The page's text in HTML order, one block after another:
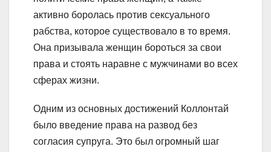
активно боролась против сексуального
рабства, которое существовало в то время.
Она призывала женщин бороться за свои
права и стоять наравне с мужчинами во всех
сферах жизни.
Одним из основных достижений Коллонтай
было введение права на развод без
согласия супруга. Это был огромный шаг